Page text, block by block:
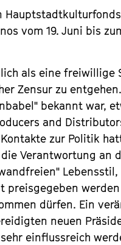
vom 19. Juni bis
als eine freiwillige
Zensur zu
bekannt war,
and
zur Politik
Verantwortung an
preisgegeben
dürfen. Ein
neuen
einflussreich